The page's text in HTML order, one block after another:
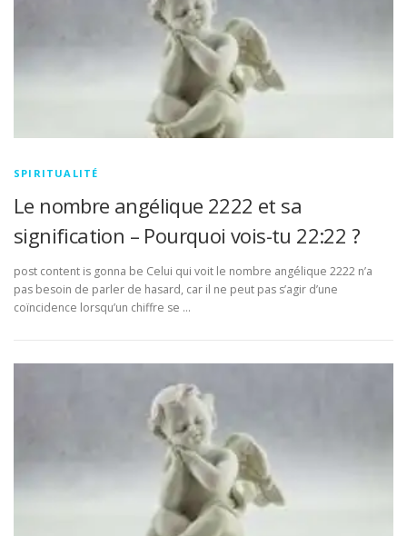
SPIRITUALITÉ
Le nombre angélique 2222 et sa
signification – Pourquoi vois-tu 22:22 ?
post content is gonna be Celui qui voit le nombre angélique 2222 n’a
pas besoin de parler de hasard, car il ne peut pas s’agir d’une
coïncidence lorsqu’un chiffre se …